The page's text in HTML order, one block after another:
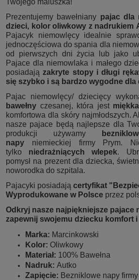
Prezentujemy bawełniany pajac dla
dzieci, kolor oliwkowy z nadrukiem
Pajacyk niemowlęcy idealnie
jednoczęściowa do spania dla
od pierwszych dni życia lub jako
Pajace dla niemowlaka i małego
posiadajązakryte stopy i długi
się szybko i są bardzo wygodne dla
Pajac niemowlęcy/ dziecięcy
bawełny czesanej, która jest
komfortowa dla skóry najmłodszych.
nasze pajace będą najlepsze dla
produkcji używamy
napy niemieckiej firmy Prym.
tylko niedrażniących wlepek.
pomysł na prezent dla dziecka,
noworodka do szpitala.
Pajacyki posiadają certyfikat
Wyprodukowane w Polsce przez
Odkryj nasze najpiękniejsze pajace
zapewnij swojemu dziecku komfort
Marka: Marcinkowski
Kolor: Oliwkowy
Materiał: 100% Bawełna
Nadruk: Autko
Zapięcie: Bezniklowe napy